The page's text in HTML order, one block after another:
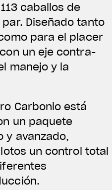
caballos de
Diseñado tanto
para el placer
un eje contra-
manejo y la
Carbonio está
un paquete
y avanzado,
un control total